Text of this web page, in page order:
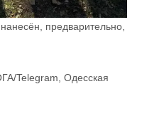
предварительно,
Telegram, Одесская